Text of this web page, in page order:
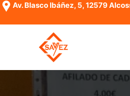
Av. Blasco Ibáñez, 5, 12579